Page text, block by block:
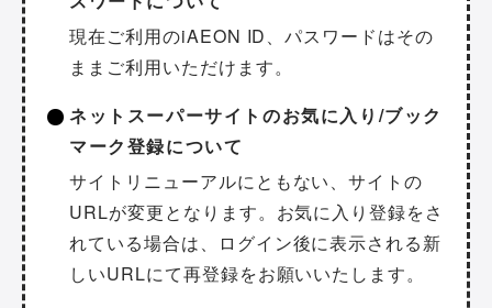
現在ご利用のiAEON ID、パスワードはその
ままご利用いただけます。
ネットスーパーサイトのお気に入り/ブック
マーク登録について
サイトリニューアルにともない、サイトの
URLが変更となります。お気に入り登録をさ
れている場合は、ログイン後に表示される新
しいURLにて再登録をお願いいたします。